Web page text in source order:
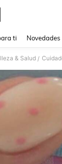
ti Novedades
& Salud /